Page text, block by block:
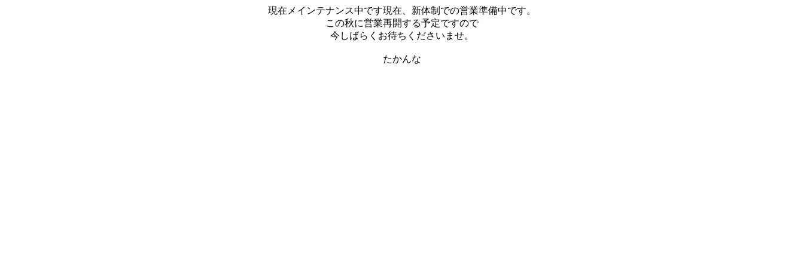
現在メインテナンス中です現在、新体制での営業準備中です。
この秋に営業再開する予定ですので
今しばらくお待ちくださいませ。
たかんな